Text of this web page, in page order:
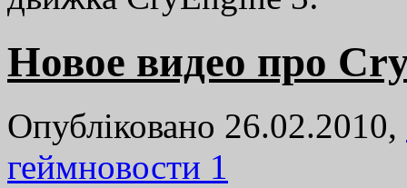
Новое видео про
Опубліковано 26.02.2010,
геймновости 1